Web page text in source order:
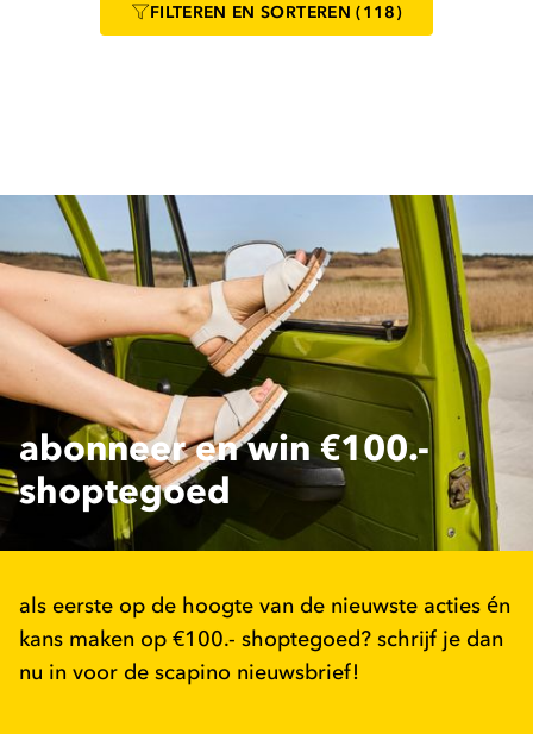
FILTEREN EN SORTEREN (118)
abonneer en win €100.-
shoptegoed
als eerste op de hoogte van de nieuwste acties én
kans maken op €100.- shoptegoed? schrijf je dan
nu in voor de scapino nieuwsbrief!